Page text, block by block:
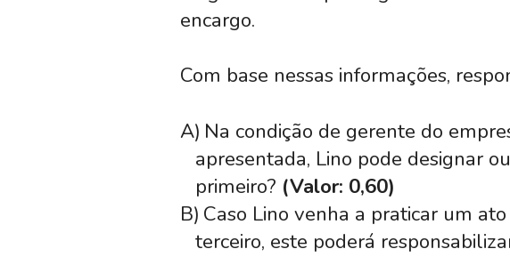
encargo.
Com base nessas informações,
A) Na condição de gerente do
apresentada, Lino pode designar
primeiro? (Valor: 0,60)
B) Caso Lino venha a praticar um
terceiro, este poderá